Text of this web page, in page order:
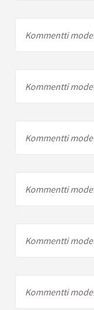
Kommentti
Kommentti
Kommentti
Kommentti
Kommentti
Kommentti